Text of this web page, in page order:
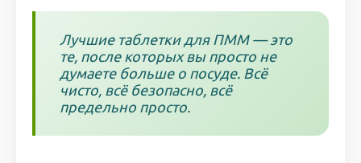
Лучшие таблетки для ПММ — это
те, после которых вы просто не
думаете больше о посуде. Всё
чисто, всё безопасно, всё
предельно просто.